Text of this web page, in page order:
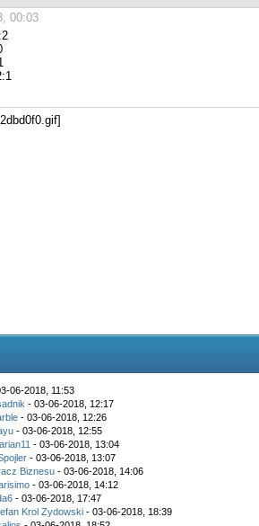
00:03
06-2018, 11:53
- 03-06-2018, 12:17
- 03-06-2018, 12:26
- 03-06-2018, 12:55
- 03-06-2018, 13:04
- 03-06-2018, 13:07
Biznesu - 03-06-2018, 14:06
- 03-06-2018, 14:12
- 03-06-2018, 17:47
Krol Zydowski - 03-06-2018, 18:39